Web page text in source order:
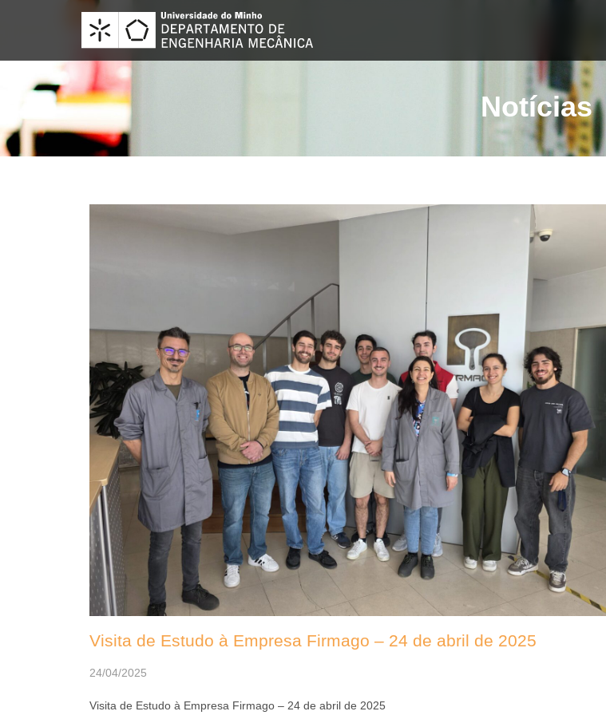
Notícias
Visita de Estudo à Empresa Firmago – 24 de abril de 2025
24/04/2025
Visita de Estudo à Empresa Firmago – 24 de abril de 2025